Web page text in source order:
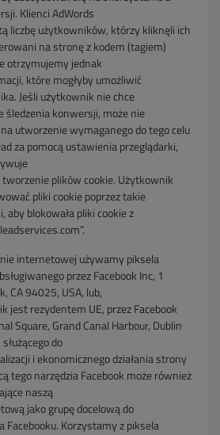
Klienci AdWords
liczbę użytkowników, którzy kliknęli ich
na stronę z kodem (tagiem)
otrzymujemy jednak
które mogłyby umożliwić
Jeśli użytkownik nie chce
śledzenia konwersji, może nie
utworzenie wymaganego do tego celu
za pomocąustawienia przeglądarki,
tworzenie plików cookie. Użytkownik
pliki cookie poprzez takie
aby blokowała pliki cookie z
internetowej używamy piksela
przez Facebook Inc, 1
CA 94025, USA, lub,
jest rezydentem UE, przez Facebook
Square, Grand Canal Harbour, Dublin
do
i ekonomicznego działania strony
tego narzędzia Facebook może również
naszą
jako grupę docelową do
Korzystamy z piksela